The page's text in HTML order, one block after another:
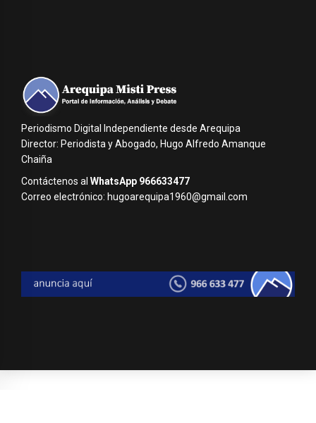
Periodismo Digital Independiente desde Arequipa
Director: Periodista y Abogado, Hugo Alfredo Amanque
Chaiña
Contáctenos al WhatsApp 966633477
Correo electrónico: hugoarequipa1960@gmail.com